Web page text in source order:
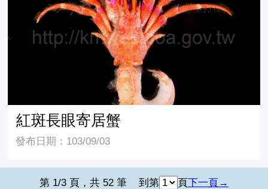
紅斑長眼寄居蟹
發布日期：103/09/03
第 1/3 頁，共 52 筆 到第 頁下一頁